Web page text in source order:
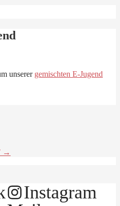
unserer gemischten E-Jugend
→
Instagram